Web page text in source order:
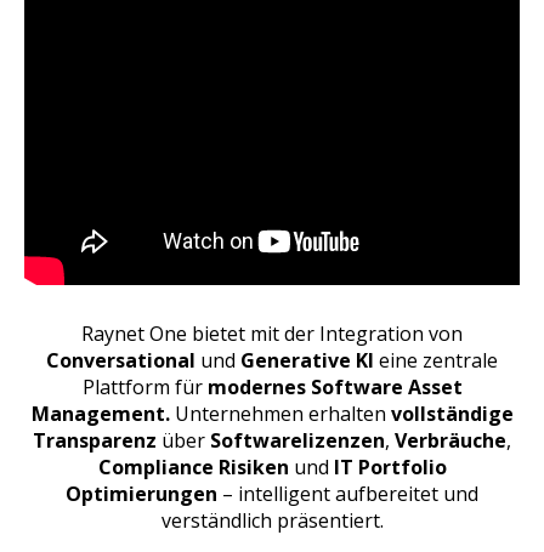
Raynet One bietet mit der Integration von
Conversational und Generative KI eine zentrale
Plattform für modernes Software Asset
Management.Unternehmen erhalten vollständige
Transparenz über Softwarelizenzen, Verbräuche,
Compliance Risiken und IT Portfolio
Optimierungen – intelligent aufbereitet und
verständlich präsentiert.